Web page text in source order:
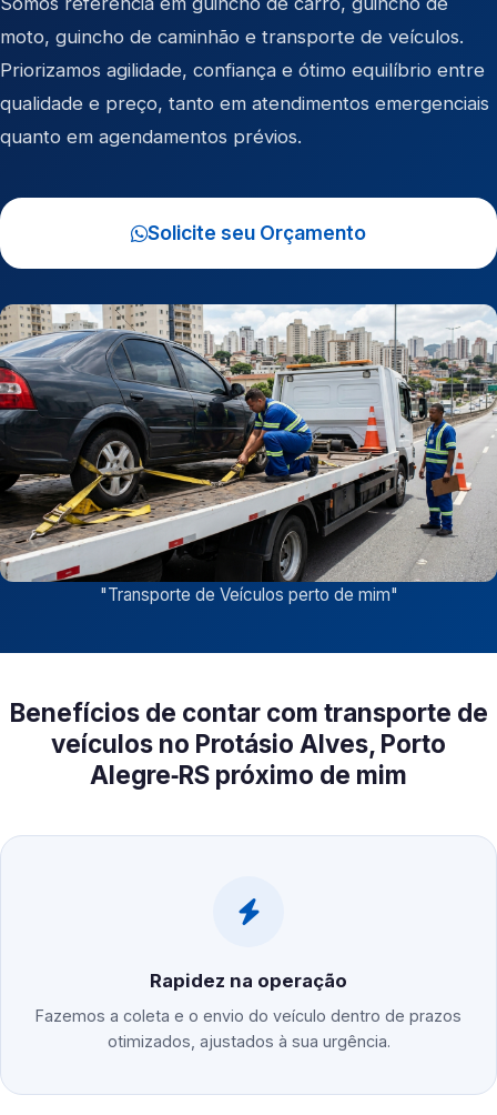
moto, guincho de caminhão e transporte de veículos.
Priorizamos agilidade, confiança e ótimo equilíbrio entre
qualidade e preço, tanto em atendimentos emergenciais
quanto em agendamentos prévios.
Solicite seu Orçamento
"Transporte de Veículos perto de mim"
Benefícios de contar com transporte de
veículos no Protásio Alves, Porto
Alegre‑RS próximo de mim
Rapidez na operação
Fazemos a coleta e o envio do veículo dentro de prazos
otimizados, ajustados à sua urgência.